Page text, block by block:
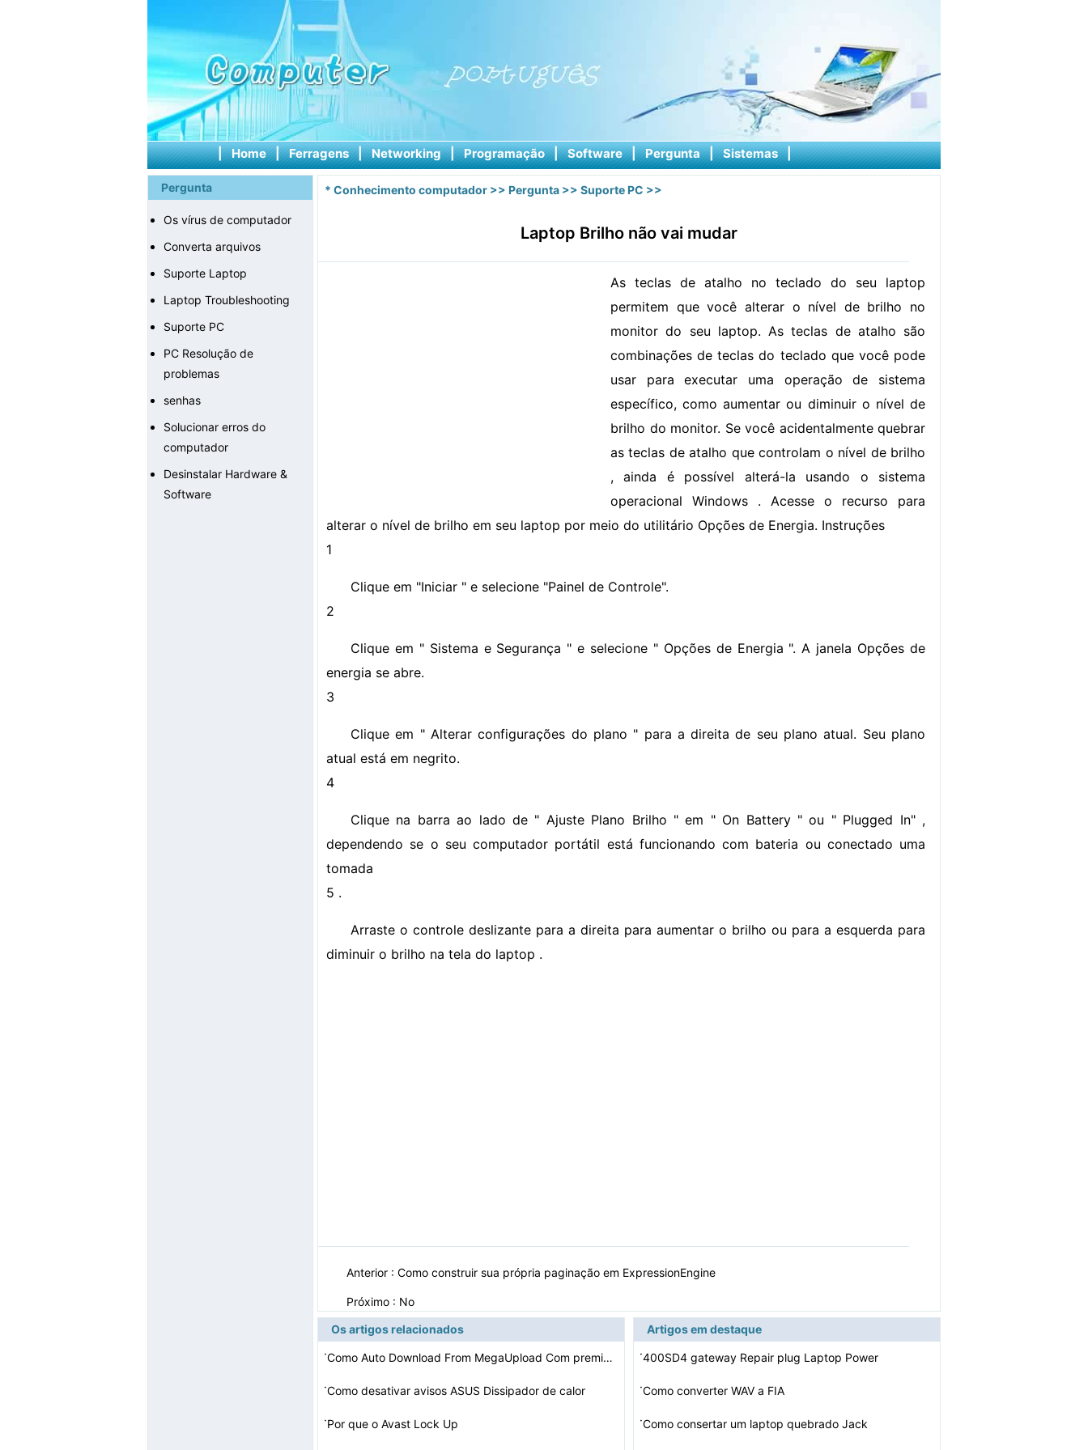
| Home | Ferragens | Networking | Programação | Software | Pergunta | Sistemas |
Pergunta
Os vírus de computador
Converta arquivos
Suporte Laptop
Laptop Troubleshooting
Suporte PC
PC Resolução de
problemas
senhas
Solucionar erros do
computador
Desinstalar Hardware &
Software
* Conhecimento computador >> Pergunta >> Suporte PC >>
Laptop Brilho não vai mudar
As teclas de atalho no teclado do seu laptop
permitem que você alterar o nível de brilho no
monitor do seu laptop. As teclas de atalho são
combinações de teclas do teclado que você pode
usar para executar uma operação de sistema
específico, como aumentar ou diminuir o nível de
brilho do monitor. Se você acidentalmente quebrar
as teclas de atalho que controlam o nível de brilho
, ainda é possível alterá-la usando o sistema
operacional Windows . Acesse o recurso para
alterar o nível de brilho em seu laptop por meio do utilitário Opções de Energia. Instruções
1
Clique em "Iniciar " e selecione "Painel de Controle".
2
Clique em " Sistema e Segurança " e selecione " Opções de Energia ". A janela Opções de
energia se abre.
3
Clique em " Alterar configurações do plano " para a direita de seu plano atual. Seu plano
atual está em negrito.
4
Clique na barra ao lado de " Ajuste Plano Brilho " em " On Battery " ou " Plugged In" ,
dependendo se o seu computador portátil está funcionando com bateria ou conectado uma
tomada
5 .
Arraste o controle deslizante para a direita para aumentar o brilho ou para a esquerda para
diminuir o brilho na tela do laptop .
Anterior : Como construir sua própria paginação em ExpressionEngine
Próximo : No
Os artigos relacionados
·
Como Auto Download From MegaUpload Com premium
·Como desativar avisos ASUS Dissipador de calor
·Por que o Avast Lock Up
Artigos em destaque
·400SD4 gateway Repair plug Laptop Power
·Como converter WAV a FIA
·Como consertar um laptop quebrado Jack